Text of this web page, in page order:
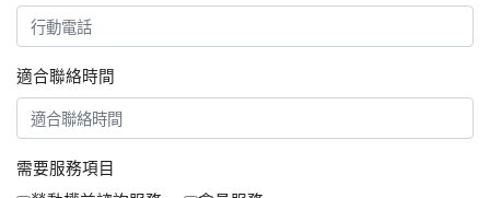
適合聯絡時間
需要服務項目